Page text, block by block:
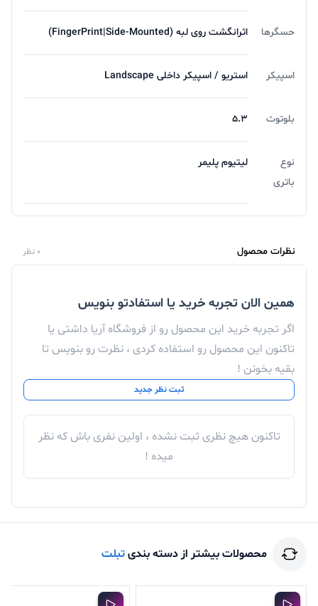
حسگرها اثرانگشت روی لبه (FingerPrint|Side-Mounted)
اسپیکر استریو / اسپیکر داخلی Landscape
بلوتوث ۵.۳
نوع
باتری
لیتیوم پلیمر
نظرات محصول 0 نظر
همین الان تجربه خرید یا استفادتو بنویس
اگر تجربه خرید این محصول رو از فروشگاه آریا داشتی یا
تاکنون این محصول رو استفاده کردی ، نظرت رو بنویس تا
بقیه بخونن !
ثبت نظر جدید
تاکنون هیچ نظری ثبت نشده ، اولین نفری باش که نظر
میده !
محصولات بیشتر از دسته بندیتبلت